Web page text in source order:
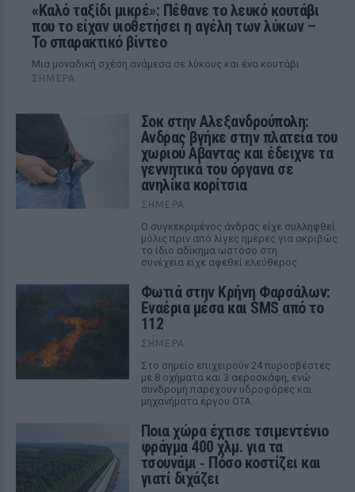
«Καλό ταξίδι μικρέ»: Πέθανε το λευκό κουτάβι
που το είχαν υιοθετήσει η αγέλη των λύκων –
Το σπαρακτικό βίντεο
Μια μοναδική σχέση ανάμεσα σε λύκους και ένα κουτάβι
ΣΉΜΕΡΑ
Σοκ στην Αλεξανδρούπολη:
Ανδρας βγήκε στην πλατεία του
χωριού Αβαντας και έδειχνε τα
γεννητικά του όργανα σε
ανηλίκα κορίτσια
ΣΉΜΕΡΑ
Ο συγκεκριμένος άνδρας είχε συλληφθεί
μόλις πριν από λίγες ημέρες για ακριβώς
το ίδιο αδίκημα ωστόσο στη
συνέχεια είχε αφεθεί ελεύθερος
Φωτιά στην Κρήνη Φαρσάλων:
Εναέρια μέσα και SMS από το
112
ΣΉΜΕΡΑ
Στο σημείο επιχειρούν 24 πυροσβέστες
με 8 οχήματα και 3 αεροσκάφη, ενώ
συνδρομή παρέχουν υδροφόρες και
μηχανήματα έργου ΟΤΑ.
Ποια χώρα έχτισε τσιμεντένιο
φράγμα 400 χλμ. για τα
τσουνάμι ‑ Πόσο κοστίζει και
γιατί διχάζει